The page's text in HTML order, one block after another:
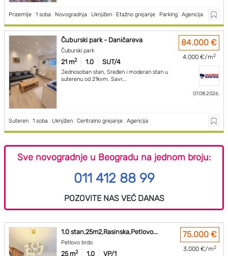
Prizemlje 1 soba Novogradnja Uknjižen Etažno grejanje Parking Agencija
Čuburski park - Daničareva
Čuburski park
21 m2 1.0 SUT/4
Jednosoban stan, Sređen i moderan stan u
suterenu od 21kvm. Savr...
84.000 €
4.000 €/m2
07.08.2026.
Suteren 1 soba Uknjižen Centralno grejanje Agencija
Sve novogradnje u Beogradu na jednom broju:
011 412 88 99
POZOVITE NAS VEĆ DANAS
1.0 stan,25m2,Rasinska,Petlovo...
Petlovo brdo
25 m2 1.0 VP/1
75.000 €
3.000 €/m2